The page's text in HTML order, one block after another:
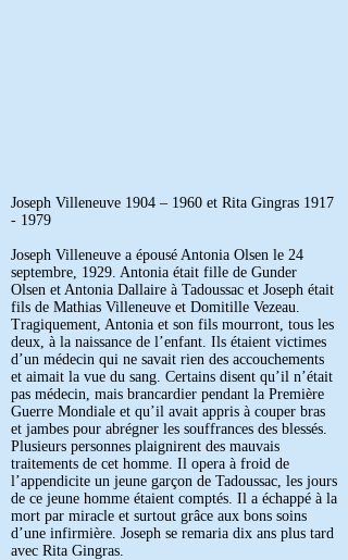
Joseph Villeneuve 1904 – 1960 et Rita Gingras 1917
- 1979
Joseph Villeneuve a épousé Antonia Olsen le 24
septembre, 1929. Antonia était fille de Gunder
Olsen et Antonia Dallaire à Tadoussac et Joseph était
fils de Mathias Villeneuve et Domitille Vezeau.
Tragiquement, Antonia et son fils mourront, tous les
deux, à la naissance de l’enfant. Ils étaient victimes
d’un médecin qui ne savait rien des accouchements
et aimait la vue du sang. Certains disent qu’il n’était
pas médecin, mais brancardier pendant la Première
Guerre Mondiale et qu’il avait appris à couper bras
et jambes pour abrégner les souffrances des blessés.
Plusieurs personnes plaignirent des mauvais
traitements de cet homme. Il opera à froid de
l’appendicite un jeune garçon de Tadoussac, les jours
de ce jeune homme étaient comptés. Il a échappé à la
mort par miracle et surtout grâce aux bons soins
d’une infirmière. Joseph se remaria dix ans plus tard
avec Rita Gingras.